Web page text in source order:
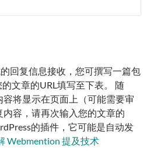
回复信息接收，您可撰写一篇包
文章的URL填写至下表。 随
将显示在页面上（可能需要审
容，请再次输入您的文章的
的插件，它可能是自动发
Webmention 提及技术